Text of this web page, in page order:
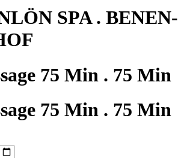
SPA . BENEN-
75 Min . 75 Min
75 Min . 75 Min